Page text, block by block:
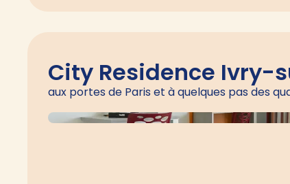
City Residence Ivry-
aux portes de Paris et à quelques pas des